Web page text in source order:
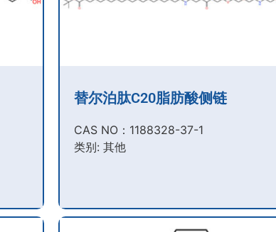
替尔泊肽C20脂肪酸侧链
CAS NO：1188328-37-1
类别: 其他